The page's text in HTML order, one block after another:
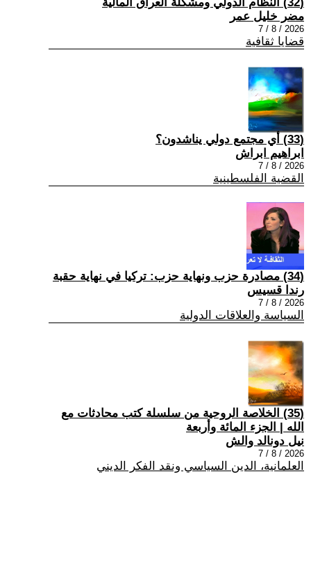
مضر خليل عمر
2026 / 8 / 7
قضايا ثقافية
(33) أي مجتمع دولي يناشدون؟
ابراهيم ابراش
2026 / 8 / 7
القضية الفلسطينية
(34) مصادرة حزب ونهاية حزب: تركيا في نهاية حقبة
رندا قسيس
2026 / 8 / 7
السياسة والعلاقات الدولية
(35) الخلاصة الروحية من سلسلة كتب محادثات مع
الله | الجزء المائة وأربعة
نيل دونالد والش
2026 / 8 / 7
العلمانية، الدين السياسي ونقد الفكر الديني